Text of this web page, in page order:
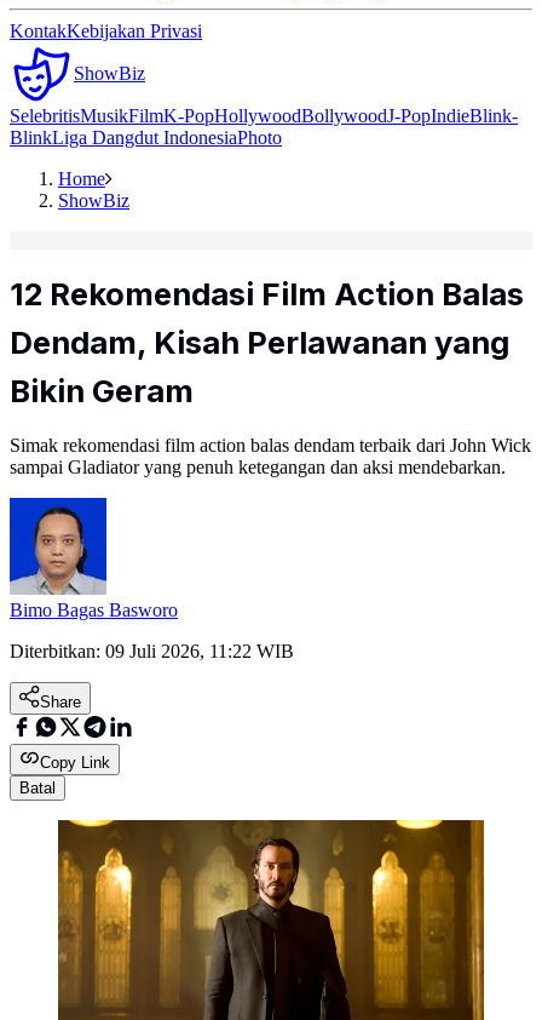
KontakKebijakan Privasi
ShowBiz
SelebritisMusikFilmK-PopHollywoodBollywoodJ-PopIndieBlink-
BlinkLiga Dangdut IndonesiaPhoto
Home
ShowBiz
12 Rekomendasi Film Action Balas
Dendam, Kisah Perlawanan yang
Bikin Geram
Simak rekomendasi film action balas dendam terbaik dari John Wick
sampai Gladiator yang penuh ketegangan dan aksi mendebarkan.
Bimo Bagas Basworo
Diterbitkan: 09 Juli 2026, 11:22 WIB
Share
Copy Link
Batal